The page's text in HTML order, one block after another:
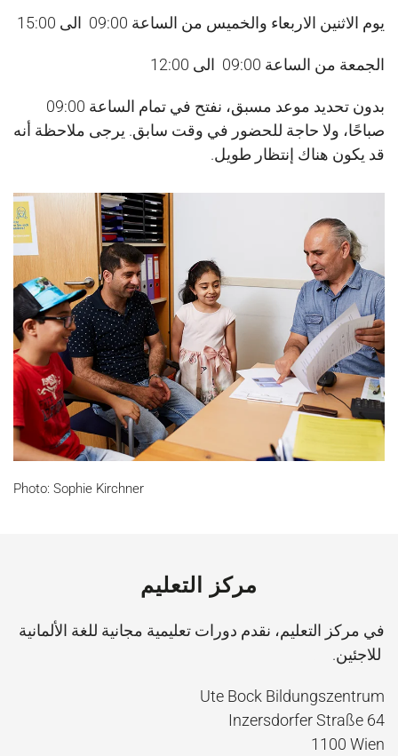
يوم الاثنين الاربعاء والخميس من الساعة 09:00 الى 15:00
الجمعة من الساعة 09:00 الى 12:00
بدون تحديد موعد مسبق، نفتح في تمام الساعة 09:00
صباحًا، ولا حاجة للحضور في وقت سابق. يرجى ملاحظة أنه
قد يكون هناك إنتظار طويل.
Photo: Sophie Kirchner
مركز التعليم
في مركز التعليم، نقدم دورات تعليمية مجانية للغة الألمانية
للاجئين.
Ute Bock Bildungszentrum
Inzersdorfer Straße 64
1100 Wien